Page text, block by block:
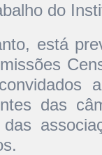
do
está
das